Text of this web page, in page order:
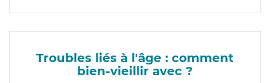
Troubles liés à l'âge : comment
bien-vieillir avec ?